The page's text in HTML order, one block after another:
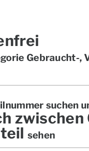
Gebraucht-,
suchen
zwischen
sehen